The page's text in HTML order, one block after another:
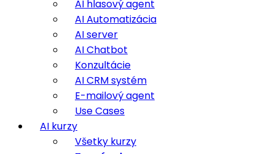
AI hlasový agent
AI Automatizácia
AI server
AI Chatbot
Konzultácie
AI CRM systém
E-mailový agent
Use Cases
AI kurzy
Všetky kurzy